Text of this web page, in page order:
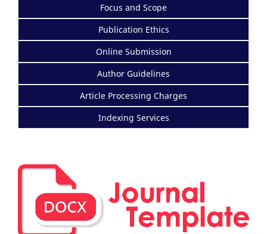
Focus and Scope
Publication Ethics
Online Submission
Author Guidelines
Article Processing Charges
Indexing Services